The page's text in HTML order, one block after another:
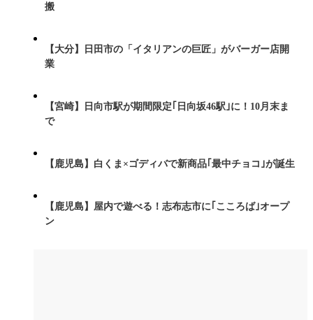
搬
【大分】日田市の「イタリアンの巨匠」がバーガー店開
業
【宮崎】日向市駅が期間限定｢日向坂46駅｣に！10月末ま
で
【鹿児島】白くま×ゴディバで新商品｢最中チョコ｣が誕生
【鹿児島】屋内で遊べる！志布志市に｢こころば｣オープ
ン